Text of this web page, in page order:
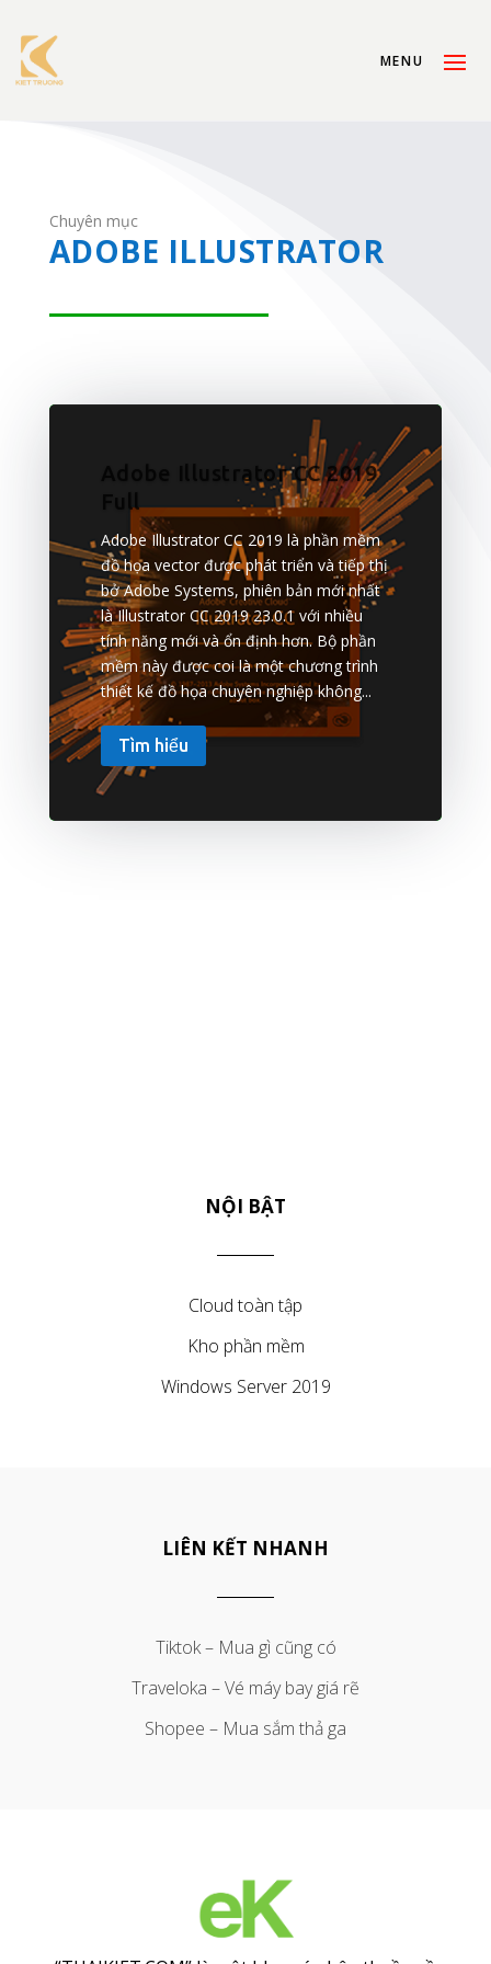
Chuyên mục
ADOBE ILLUSTRATOR
Adobe Illustrator CC 2019
Full
Adobe Illustrator CC 2019 là phần mềm
đồ họa vector được phát triển và tiếp thị
bở Adobe Systems, phiên bản mới nhất
là Illustrator CC 2019 23.0.1 với nhiều
tính năng mới và ổn định hơn. Bộ phần
mềm này được coi là một chương trình
thiết kế đồ họa chuyên nghiệp không...
Tìm hiểu
NỘI BẬT
Cloud toàn tập
Kho phần mềm
Windows Server 2019
LIÊN KẾT NHANH
Tiktok – Mua gì cũng có
Traveloka – Vé máy bay giá rẽ
Shopee – Mua sắm thả ga